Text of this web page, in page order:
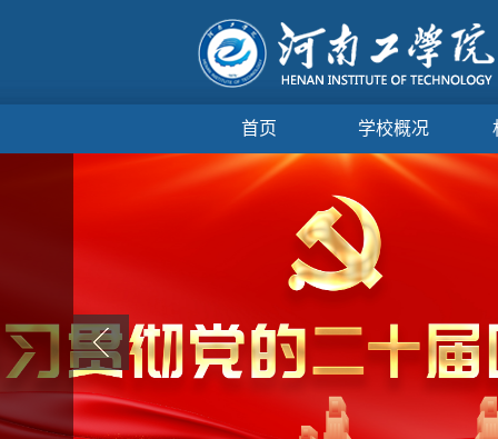
首页 学校概况